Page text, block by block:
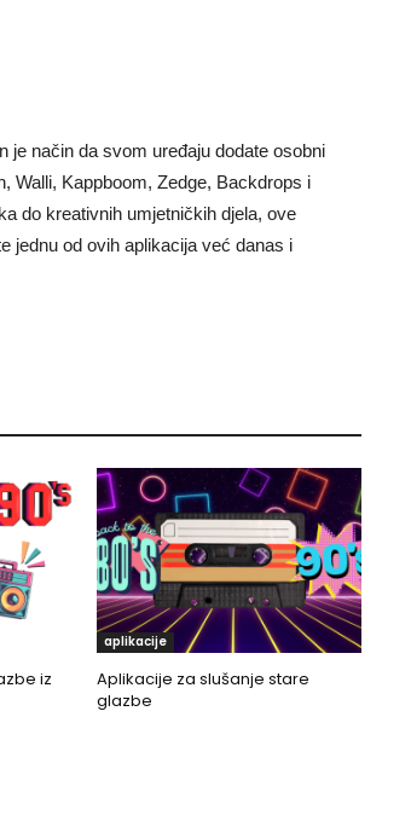
je način da svom uređaju dodate osobni
Walli, Kappboom, Zedge, Backdrops i
do kreativnih umjetničkih djela, ove
jednu od ovih aplikacija već danas i
iz
aplikacije
Aplikacije za slušanje stare
glazbe